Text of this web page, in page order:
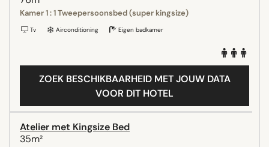
Kamer 1 : 1 Tweepersoonsbed (super kingsize)
Tv Airconditioning Eigen badkamer
ZOEK BESCHIKBAARHEID MET JOUW DATA
VOOR DIT HOTEL
Atelier met Kingsize Bed
35m²